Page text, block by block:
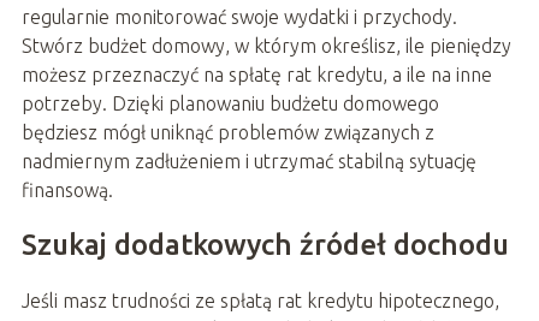
regularnie monitorować swoje wydatki i przychody.
Stwórz budżet domowy, w którym określisz, ile pieniędzy
możesz przeznaczyć na spłatę rat kredytu, a ile na inne
potrzeby. Dzięki planowaniu budżetu domowego
będziesz mógł uniknąć problemów związanych z
nadmiernym zadłużeniem i utrzymać stabilną sytuację
finansową.
Szukaj dodatkowych źródeł dochodu
Jeśli masz trudności ze spłatą rat kredytu hipotecznego,